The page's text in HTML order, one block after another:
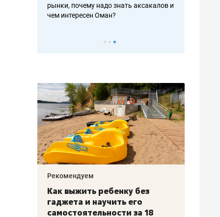
рынки, почему надо знать аксакалов и
чем интересен Оман?
–
Рекомендуем
Как выжить ребенку без
гаджета и научить его
самостоятельности за 18